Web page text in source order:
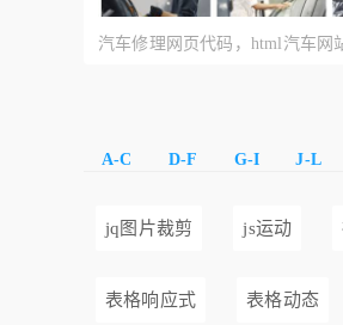
汽车修理网页代码，html汽车网
A-C D-F G-I J-L
jq图片裁剪 js运动
表格响应式 表格动态